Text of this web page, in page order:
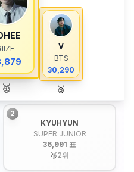
🥇
V
BTS
30,290
🥉
2
KYUHYUN
SUPER JUNIOR
36,991 표
🥈2위